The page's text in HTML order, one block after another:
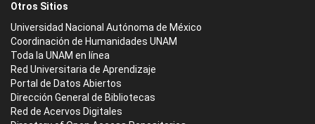
Otros Sitios
Universidad Nacional Autónoma de México
Coordinación de Humanidades UNAM
Toda la UNAM en línea
Red Universitaria de Aprendizaje
Portal de Datos Abiertos
Dirección General de Bibliotecas
Red de Acervos Digitales